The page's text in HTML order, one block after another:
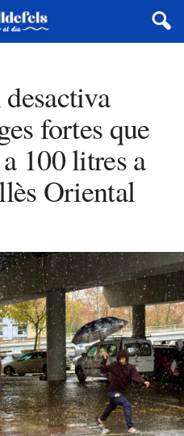
fortes que
100 litres a
Oriental